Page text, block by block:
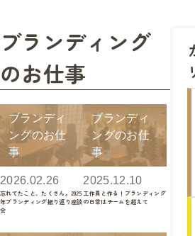
ブランディング
のお仕事
ブランディ
ングのお仕
事
2026.02.26
忘れてたこと、たくさん。2025
年ブランディング振り返り座談
会
ブランディ
ングのお仕
事
2025.12.10
工作員と作る！ブランディング
の日常はチームを超えて